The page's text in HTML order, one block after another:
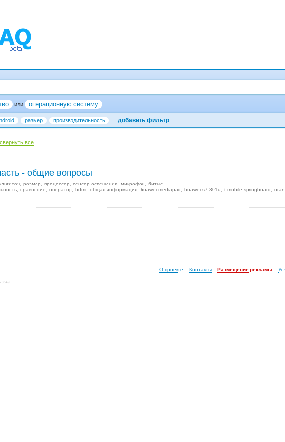
или операционную систему
размер производительность добавить фильтр
cвернуть все
- общие вопросы
размер процессор сенсор освещения микрофон
битые
сравнение оператор hdmi общая информация huawei mediapad huawei s7-301u t-mobile springboard
О проекте Контакты Размещение рекламы